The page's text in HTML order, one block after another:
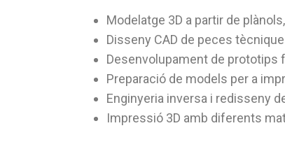
Modelatge 3D a partir de
Disseny CAD de peces
Desenvolupament de prototips
Preparació de models per a
Enginyeria inversa i redisseny
Impressió 3D amb diferents